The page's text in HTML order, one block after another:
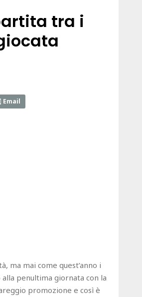
tra i
Email
ma mai come quest’anno i
penultima giornata con la
promozione e così è